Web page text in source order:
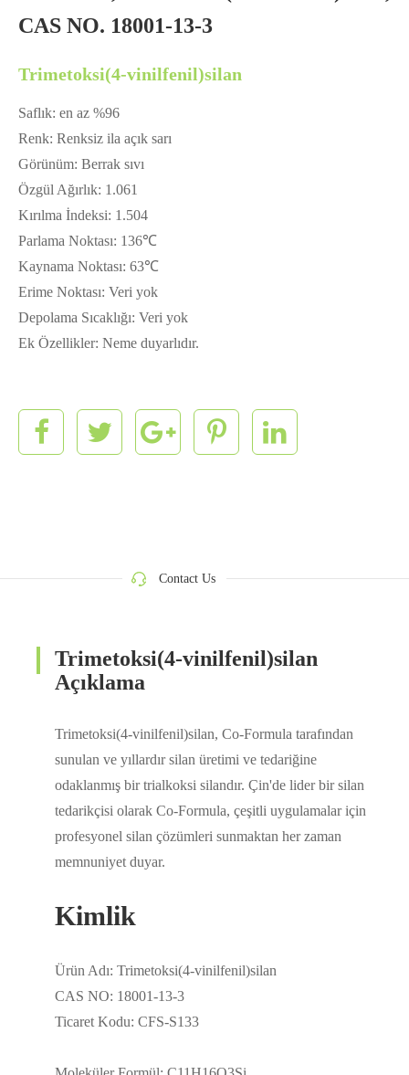
CAS NO. 18001-13-3
Trimetoksi(4-vinilfenil)silan
Saflık: en az %96
Renk: Renksiz ila açık sarı
Görünüm: Berrak sıvı
Özgül Ağırlık: 1.061
Kırılma İndeksi: 1.504
Parlama Noktası: 136℃
Kaynama Noktası: 63℃
Erime Noktası: Veri yok
Depolama Sıcaklığı: Veri yok
Ek Özellikler: Neme duyarlıdır.
Contact Us
Trimetoksi(4-vinilfenil)silan
Açıklama
Trimetoksi(4-vinilfenil)silan, Co-Formula tarafından
sunulan ve yıllardır silan üretimi ve tedariğine
odaklanmış bir trialkoksi silandır. Çin'de lider bir silan
tedarikçisi olarak Co-Formula, çeşitli uygulamalar için
profesyonel silan çözümleri sunmaktan her zaman
memnuniyet duyar.
Kimlik
Ürün Adı: Trimetoksi(4-vinilfenil)silan
CAS NO: 18001-13-3
Ticaret Kodu: CFS-S133